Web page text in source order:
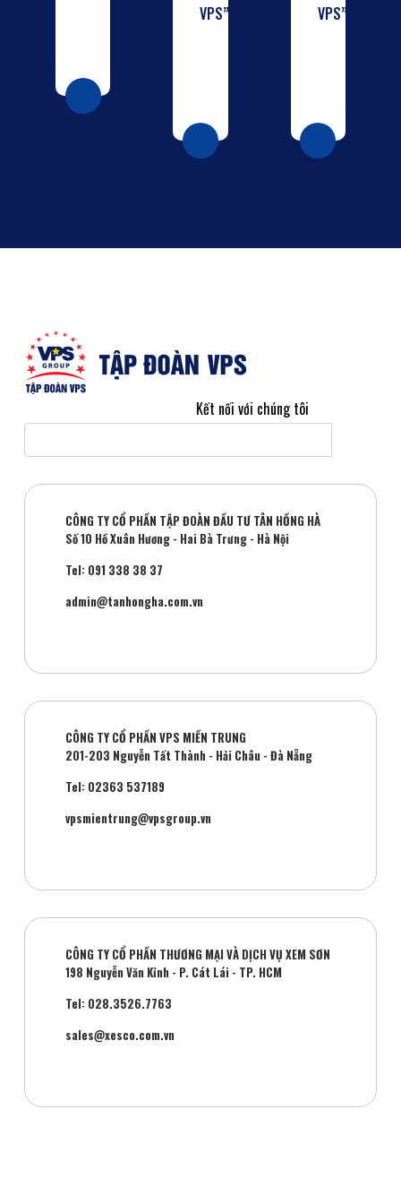
VPS”
VPS”
Kết nối với chúng tôi
CÔNG TY CỔ PHẦN TẬP ĐOÀN ĐẦU TƯ TÂN HỒNG HÀ
Số 10 Hồ Xuân Hương - Hai Bà Trưng - Hà Nội
Tel: 091 338 38 37
admin@tanhongha.com.vn
CÔNG TY CỔ PHẦN VPS MIỀN TRUNG
201-203 Nguyễn Tất Thành - Hải Châu - Đà Nẵng
Tel: 02363 537189
vpsmientrung@vpsgroup.vn
CÔNG TY CỔ PHẦN THƯƠNG MẠI VÀ DỊCH VỤ XEM SƠN
198 Nguyễn Văn Kỉnh - P. Cát Lái - TP. HCM
Tel: 028.3526.7763
sales@xesco.com.vn